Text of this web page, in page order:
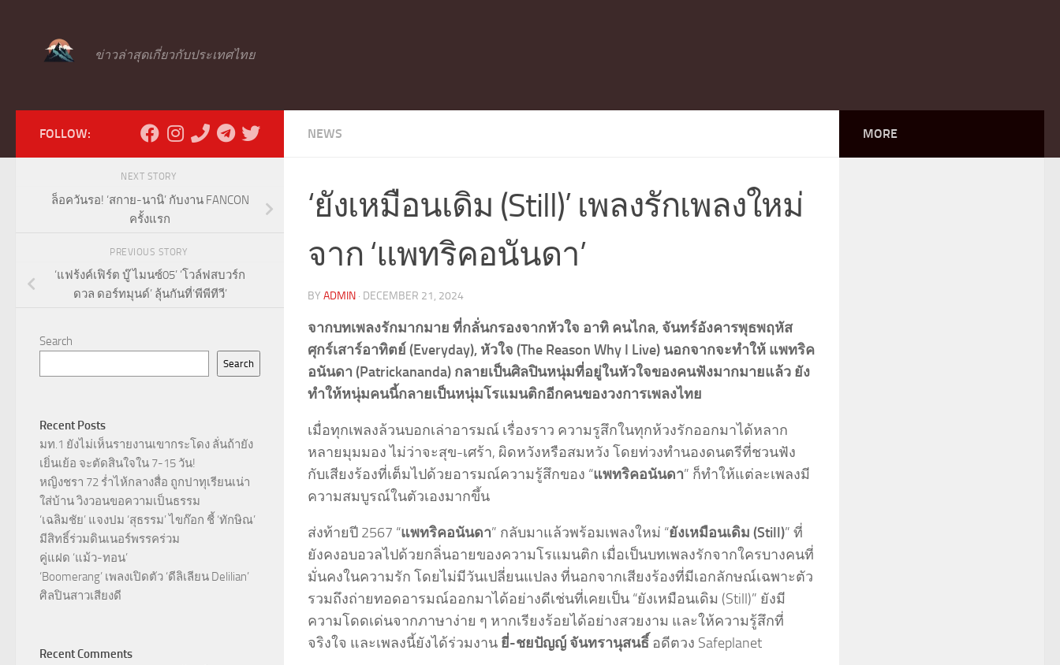
ข่าวล่าสุดเกี่ยวกับประเทศไทย
NEWS
‘ยังเหมือนเดิม (Still)’ เพลงรักเพลงใหม่
จาก ‘แพทริคอนันดา’
BY ADMIN · DECEMBER 21, 2024
จากบทเพลงรักมากมาย ที่กลั่นกรองจากหัวใจ อาทิ คนไกล, จันทร์อังคารพุธพฤหัส
ศุกร์เสาร์อาทิตย์ (Everyday), หัวใจ (The Reason Why I Live) นอกจากจะทำให้ แพทริค
อนันดา (Patrickananda) กลายเป็นศิลปินหนุ่มที่อยู่ในหัวใจของคนฟังมากมายแล้ว ยัง
ทำให้หนุ่มคนนี้กลายเป็นหนุ่มโรแมนติกอีกคนของวงการเพลงไทย
เมื่อทุกเพลงล้วนบอกเล่าอารมณ์ เรื่องราว ความรูสึกในทุกห้วงรักออกมาได้หลาก
หลายมุมมอง ไม่ว่าจะสุข-เศร้า, ผิดหวังหรือสมหวัง โดยท่วงทำนองดนตรีที่ชวนฟัง
กับเสียงร้องที่เต็มไปด้วยอารมณ์ความรู้สึกของ “แพทริคอนันดา” ก็ทำให้แต่ละเพลงมี
ความสมบูรณ์ในตัวเองมากขึ้น
ส่งท้ายปี 2567 “แพทริคอนันดา” กลับมาแล้วพร้อมเพลงใหม่ “ยังเหมือนเดิม (Still)” ที่
ยังคงอบอวลไปด้วยกลิ่นอายของความโรแมนติก เมื่อเป็นบทเพลงรักจากใครบางคนที่
มั่นคงในความรัก โดยไม่มีวันเปลี่ยนแปลง ที่นอกจากเสียงร้องที่มีเอกลักษณ์เฉพาะตัว
รวมถึงถ่ายทอดอารมณ์ออกมาได้อย่างดีเช่นที่เคยเป็น “ยังเหมือนเดิม (Still)” ยังมี
ความโดดเด่นจากภาษาง่าย ๆ หากเรียงร้อยได้อย่างสวยงาม และให้ความรู้สึกที่
จริงใจ และเพลงนี้ยังได้ร่วมงาน ยี่-ชยปัญญ์ จันทรานุสนธิ์ อดีตวง Safeplanet
FOLLOW:
NEXT STORY
ล็อควันรอ! ‘สกาย-นานิ’ กับงาน FANCON
ครั้งแรก
PREVIOUS STORY
‘แฟร้งค์เฟิร์ต บู๊ ไมนซ์05’ ‘โวล์ฟสบวร์ก
ดวล ดอร์ทมุนด์’ ลุ้นกันที่’พีพีทีวี’
Search
Search
Recent Posts
มท.1 ยังไม่เห็นรายงานเขากระโดง ลั่นถ้ายัง
เยิ่นเย้อ จะตัดสินใจใน 7-15 วัน!
หญิงชรา 72 ร่ำไห้กลางสื่อ ถูกปาทุเรียนเน่า
ใส่บ้าน วิงวอนขอความเป็นธรรม
‘เฉลิมชัย’ แจงปม ‘สุธรรม’ ไขก๊อก ชี้ ‘ทักษิณ’
มีสิทธิ์ร่วมดินเนอร์พรรคร่วม
คู่แฝด ‘แม้ว-ทอน’
‘Boomerang’ เพลงเปิดตัว ‘ดีลิเลียน Delilian’
ศิลปินสาวเสียงดี
Recent Comments
MORE